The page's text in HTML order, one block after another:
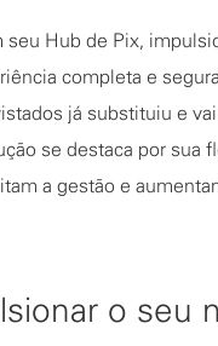
Hub de Pix,
completa e
já substituiu e
se destaca por sua
a gestão e
o seu